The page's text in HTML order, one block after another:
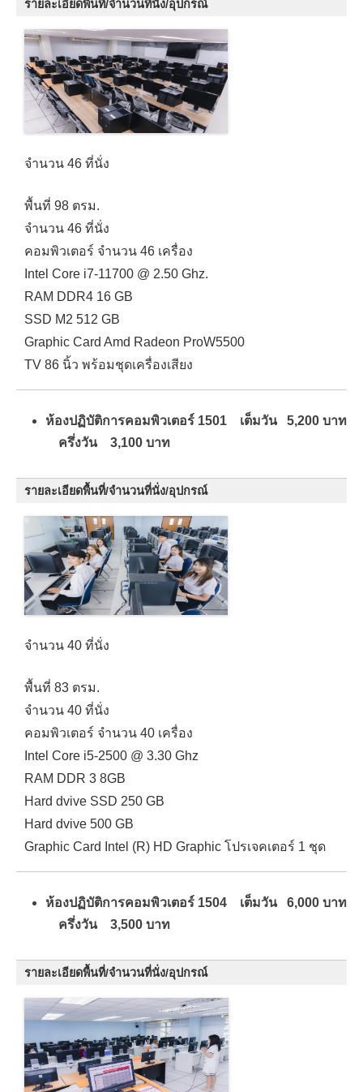
รายละเอียดพื้นที่/จำนวนที่นั่ง/อุปกรณ์
จำนวน 46 ที่นั่ง
พื้นที่ 98 ตรม.
จำนวน 46 ที่นั่ง
คอมพิวเตอร์ จำนวน 46 เครื่อง
Intel Core i7-11700 @ 2.50 Ghz.
RAM DDR4 16 GB
SSD M2 512 GB
Graphic Card Amd Radeon ProW5500
TV 86 นิ้ว พร้อมชุดเครื่องเสียง
ห้องปฏิบัติการคอมพิวเตอร์ 1501 เต็มวัน 5,200 บาท
ครึ่งวัน 3,100 บาท
รายละเอียดพื้นที่/จำนวนที่นั่ง/อุปกรณ์
จำนวน 40 ที่นั่ง
พื้นที่ 83 ตรม.
จำนวน 40 ที่นั่ง
คอมพิวเตอร์ จำนวน 40 เครื่อง
Intel Core i5-2500 @ 3.30 Ghz
RAM DDR 3 8GB
Hard dvive SSD 250 GB
Hard dvive 500 GB
Graphic Card Intel (R) HD Graphic โปรเจคเตอร์ 1 ชุด
ห้องปฏิบัติการคอมพิวเตอร์ 1504 เต็มวัน 6,000 บาท
ครึ่งวัน 3,500 บาท
รายละเอียดพื้นที่/จำนวนที่นั่ง/อุปกรณ์